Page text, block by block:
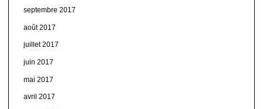
septembre 2017
août 2017
juillet 2017
juin 2017
mai 2017
avril 2017